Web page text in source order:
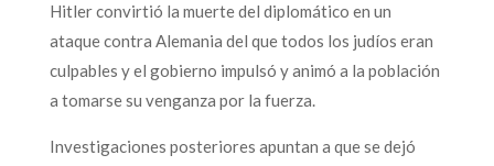
Hitler convirtió la muerte del diplomático en un
ataque contra Alemania del que todos los judíos eran
culpables y el gobierno impulsó y animó a la población
a tomarse su venganza por la fuerza.
Investigaciones posteriores apuntan a que se dejó